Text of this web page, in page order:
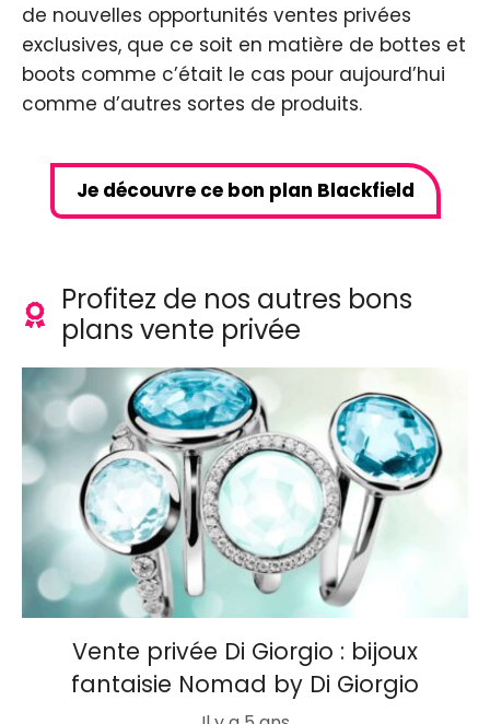
de nouvelles opportunités ventes privées
exclusives, que ce soit en matière de bottes et
boots comme c’était le cas pour aujourd’hui
comme d’autres sortes de produits.
Je découvre ce bon plan Blackfield
Profitez de nos autres bons
plans vente privée
Vente privée Di Giorgio : bijoux
fantaisie Nomad by Di Giorgio